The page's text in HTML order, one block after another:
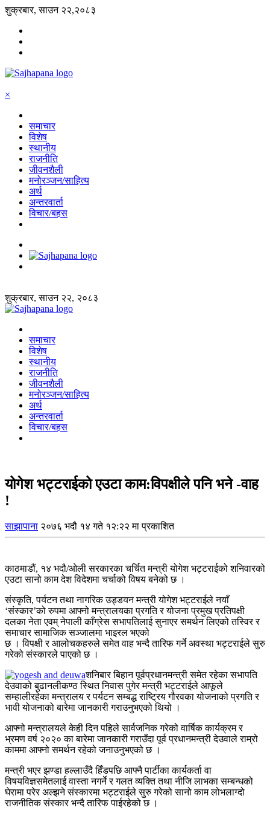
शुक्रबार, साउन २२,२०८३
×
समाचार
विशेष
स्थानीय
राजनीति
जीवनशैली
मनोरञ्जन/साहित्य
अर्थ
अन्तरवार्ता
विचार/बहस
शुक्रबार, साउन २२, २०८३
समाचार
विशेष
स्थानीय
राजनीति
जीवनशैली
मनोरञ्जन/साहित्य
अर्थ
अन्तरवार्ता
विचार/बहस
योगेश भट्टराईको एउटा काम:विपक्षीले पनि भने -वाह
!
साझापाना २०७६ भदौ १४ गते १२:२२ मा प्रकाशित
काठमाडौं, १४ भदौ/ओली सरकारका चर्चित मन्त्री योगेश भट्टराईको शनिवारको
एउटा सानो काम देश विदेशमा चर्चाको विषय बनेको छ ।
संस्कृति, पर्यटन तथा नागरिक उड्डयन मन्त्री योगेश भट्टराईले नयाँ
‘संस्कार’को रुपमा आफ्नो मन्त्रालयका प्रगति र योजना प्रमुख प्रतिपक्षी
दलका नेता एवम् नेपाली काँग्रेस सभापतिलाई सुनाएर समर्थन लिएको तस्विर र
समाचार सामाजिक सञ्जालमा भाइरल भएको
छ । विपक्षी र आलोचकहरुले समेत वाह भन्दै तारिफ गर्ने अवस्था भट्टराईले सुरु
गरेको संस्कारले पाएको छ ।
शनिबार बिहान पूर्वप्रधानमन्त्री समेत रहेका सभापति
देउवाको बुढानलीकण्ठ स्थित निवास पुगेर मन्त्री भट्टराईले आफूले
सम्हालीरहेका मन्त्रालय र पर्यटन सम्बद्ध राष्ट्रिय गौरवका योजनाको प्रगति र
भावी योजनाको बारेमा जानकारी गराउनुभएको थियो ।
आफ्नो मन्त्रालयले केही दिन पहिले सार्वजनिक गरेको वार्षिक कार्यक्रम र
भ्रमण वर्ष २०२० का बारेमा जानकारी गराउँदा पूर्व प्रधानमन्त्री देउवाले राम्रो
काममा आफ्नो समर्थन रहेको जनाउनुभएको छ ।
मन्त्री भएर झण्डा हल्लाउँदै हिँडपछि आफ्नै पार्टीका कार्यकर्ता वा
विषयविज्ञसमेतलाई वास्ता नगर्ने र गलत व्यक्ति तथा नीजि लाभका सम्बन्धको
घेरामा परेर अल्झने संस्कारमा भट्टराईले सुरु गरेको सानो काम लोभलाग्दो
राजनीतिक संस्कार भन्दै तारिफ पाईरहेको छ ।